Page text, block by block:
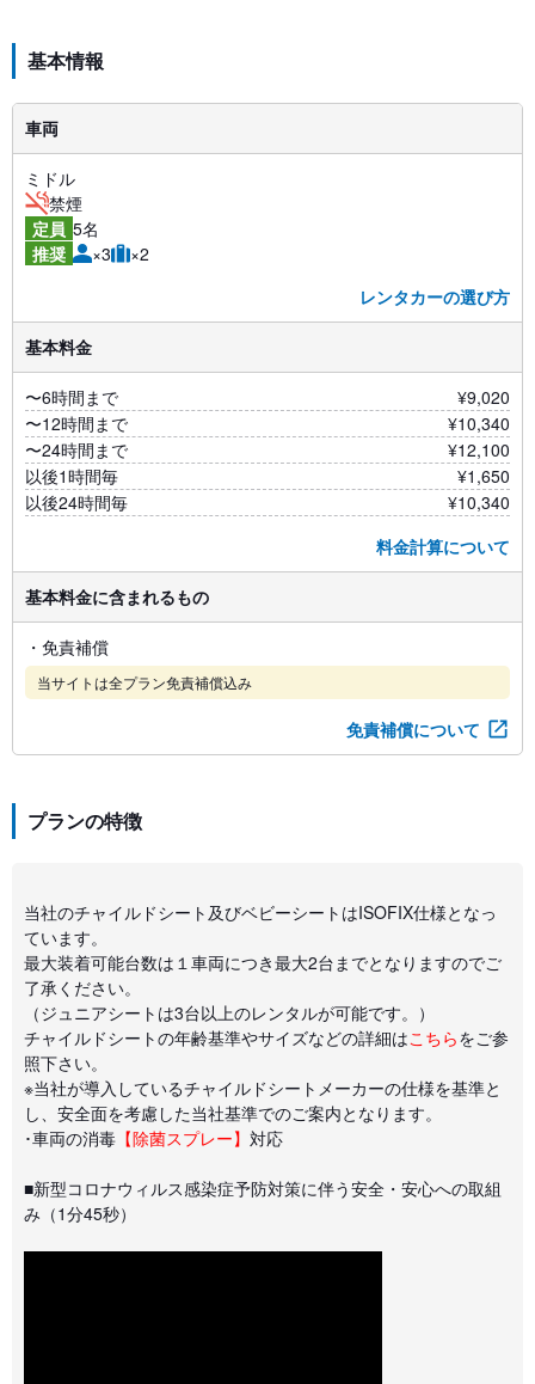
基本情報
車両
ミドル
禁煙
定員 5名
推奨
×3
×2
レンタカーの選び方
基本料金
〜6時間まで
¥9,020
〜12時間まで
¥10,340
〜24時間まで
¥12,100
以後1時間毎
¥1,650
以後24時間毎
¥10,340
料金計算について
基本料金に含まれるもの
・免責補償
当サイトは全プラン免責補償込み
免責補償について
プランの特徴
当社のチャイルドシート及びベビーシートはISOFIX仕様となっ
ています。
最大装着可能台数は１車両につき最大2台までとなりますのでご
了承ください。
（ジュニアシートは3台以上のレンタルが可能です。）
チャイルドシートの年齢基準やサイズなどの詳細はこちらをご参
照下さい。
※当社が導入しているチャイルドシートメーカーの仕様を基準と
し、安全面を考慮した当社基準でのご案内となります。
･車両の消毒 【除菌スプレー】 対応
■新型コロナウィルス感染症予防対策に伴う安全・安心への取組
み（1分45秒）